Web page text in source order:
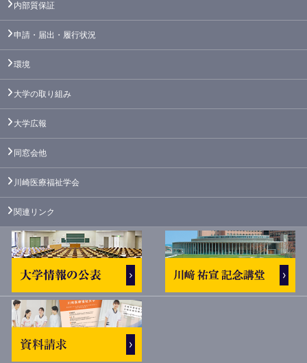
内部質保証
申請・届出・履行状況
環境
大学の取り組み
大学広報
同窓会他
川崎医療福祉学会
関連リンク